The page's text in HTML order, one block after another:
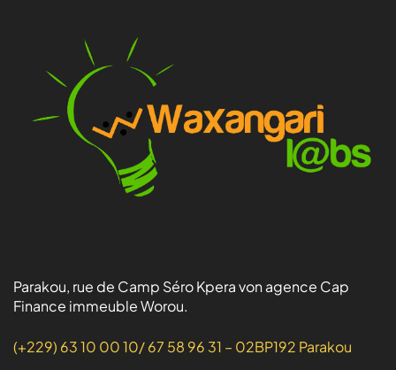
Parakou, rue de Camp Séro Kpera von agence Cap
Finance immeuble Worou.
(+229) 63 10 00 10/ 67 58 96 31 – 02BP192 Parakou